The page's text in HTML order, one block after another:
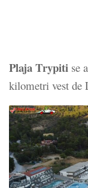
Plaja Trypiti se
kilometri vest de